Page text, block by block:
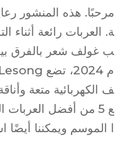
مرحبًا. هذه المنشور
ة. العربات رائعة أثناء
ب غولف شعر بالفرق
ف الكهربائية متعة
ع 5 من أفضل العربات الكهربائية
ا الموسم ويمكننا